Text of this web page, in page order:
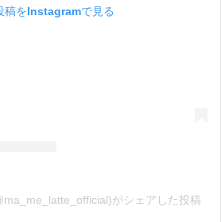
稿をInstagramで見る
がシェアした投稿